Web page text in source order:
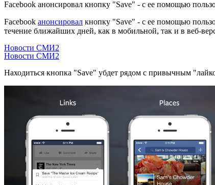
Facebook анонсировал кнопку "Save" - с ее помощью
Facebook анонсировал кнопку "Save" - с ее помощью
течение ближайших дней, как в мобильной, так и в веб-
Новости СМИ2
Новости СМИ2
Находиться кнопка "Save" убдет рядом с привычным